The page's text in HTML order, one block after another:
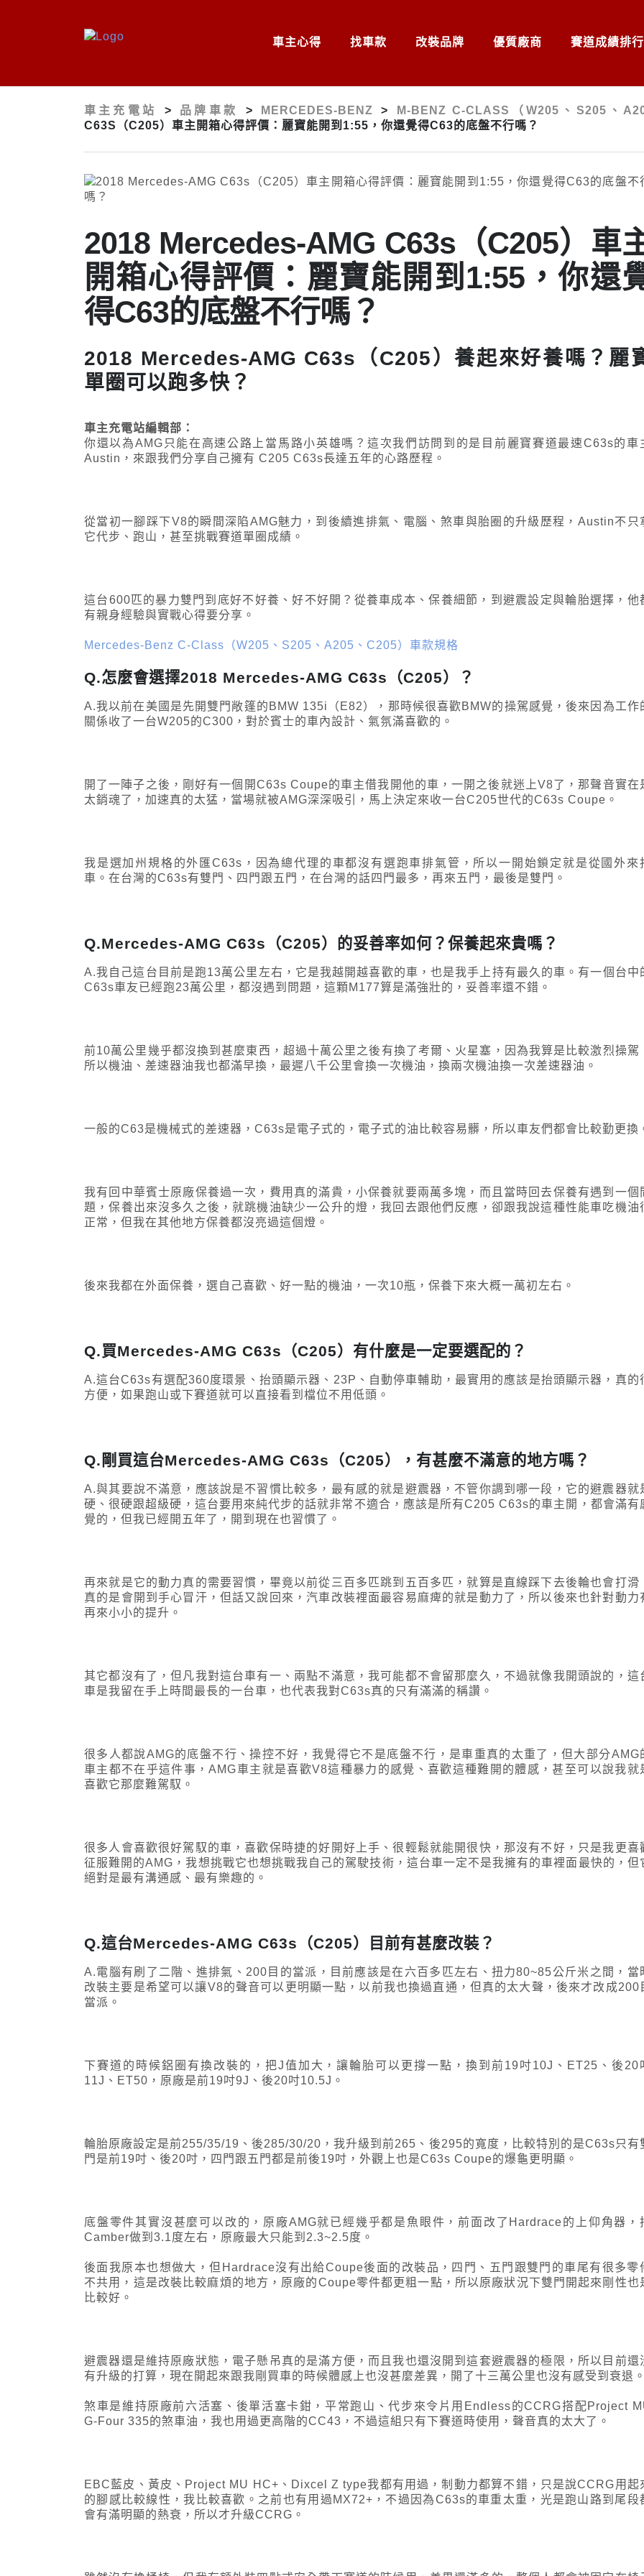
車主心得 找車款 改裝品牌 優質廠商 賽道成績排
車主充電站 > 品牌車款 > MERCEDES-BENZ > M-BENZ C-CLASS（W205、S205、
C63S（C205）車主開箱心得評價：麗寶能開到1:55，你還覺得C63的底盤不行嗎？
2018 Mercedes-AMG C63s（C205）車
開箱心得評價：麗寶能開到1:55，你還
得C63的底盤不行嗎？
2018 Mercedes-AMG C63s（C205）養起來好養嗎？麗
單圈可以跑多快？
車主充電站編輯部：
你還以為AMG只能在高速公路上當馬路小英雄嗎？這次我們訪問到的是目前麗寶賽道最速C63s的車
Austin，來跟我們分享自己擁有 C205 C63s長達五年的心路歷程。
從當初一腳踩下V8的瞬間深陷AMG魅力，到後續進排氣、電腦、煞車與胎圈的升級歷程，Austin不只
它代步、跑山，甚至挑戰賽道單圈成績。
這台600匹的暴力雙門到底好不好養、好不好開？從養車成本、保養細節，到避震設定與輪胎選擇，他
有親身經驗與實戰心得要分享。
Mercedes-Benz C-Class（W205、S205、A205、C205）車款規格
Q.怎麼會選擇2018 Mercedes-AMG C63s（C205）？
A.我以前在美國是先開雙門敞篷的BMW 135i（E82），那時候很喜歡BMW的操駕感覺，後來因為工作
關係收了一台W205的C300，對於賓士的車內設計、氣氛滿喜歡的。
開了一陣子之後，剛好有一個開C63s Coupe的車主借我開他的車，一開之後就迷上V8了，那聲音實在
太銷魂了，加速真的太猛，當場就被AMG深深吸引，馬上決定來收一台C205世代的C63s Coupe。
我是選加州規格的外匯C63s，因為總代理的車都沒有選跑車排氣管，所以一開始鎖定就是從國外來
車。在台灣的C63s有雙門、四門跟五門，在台灣的話四門最多，再來五門，最後是雙門。
Q.Mercedes-AMG C63s（C205）的妥善率如何？保養起來貴嗎？
A.我自己這台目前是跑13萬公里左右，它是我越開越喜歡的車，也是我手上持有最久的車。有一個台中
C63s車友已經跑23萬公里，都沒遇到問題，這顆M177算是滿強壯的，妥善率還不錯。
前10萬公里幾乎都沒換到甚麼東西，超過十萬公里之後有換了考爾、火星塞，因為我算是比較激烈操駕
所以機油、差速器油我也都滿早換，最遲八千公里會換一次機油，換兩次機油換一次差速器油。
一般的C63是機械式的差速器，C63s是電子式的，電子式的油比較容易髒，所以車友們都會比較勤更換
我有回中華賓士原廠保養過一次，費用真的滿貴，小保養就要兩萬多塊，而且當時回去保養有遇到一個
題，保養出來沒多久之後，就跳機油缺少一公升的燈，我回去跟他們反應，卻跟我說這種性能車吃機油
正常，但我在其他地方保養都沒亮過這個燈。
後來我都在外面保養，選自己喜歡、好一點的機油，一次10瓶，保養下來大概一萬初左右。
Q.買Mercedes-AMG C63s（C205）有什麼是一定要選配的？
A.這台C63s有選配360度環景、抬頭顯示器、23P、自動停車輔助，最實用的應該是抬頭顯示器，真的
方便，如果跑山或下賽道就可以直接看到檔位不用低頭。
Q.剛買這台Mercedes-AMG C63s（C205），有甚麼不滿意的地方嗎？
A.與其要說不滿意，應該說是不習慣比較多，最有感的就是避震器，不管你調到哪一段，它的避震器就
硬、很硬跟超級硬，這台要用來純代步的話就非常不適合，應該是所有C205 C63s的車主開，都會滿有
覺的，但我已經開五年了，開到現在也習慣了。
再來就是它的動力真的需要習慣，畢竟以前從三百多匹跳到五百多匹，就算是直線踩下去後輪也會打滑
真的是會開到手心冒汗，但話又說回來，汽車改裝裡面最容易麻痺的就是動力了，所以後來也針對動力
再來小小的提升。
其它都沒有了，但凡我對這台車有一、兩點不滿意，我可能都不會留那麼久，不過就像我開頭說的，這
車是我留在手上時間最長的一台車，也代表我對C63s真的只有滿滿的稱讚。
很多人都說AMG的底盤不行、操控不好，我覺得它不是底盤不行，是車重真的太重了，但大部分AMG
車主都不在乎這件事，AMG車主就是喜歡V8這種暴力的感覺、喜歡這種難開的體感，甚至可以說我就
喜歡它那麼難駕馭。
很多人會喜歡很好駕馭的車，喜歡保時捷的好開好上手、很輕鬆就能開很快，那沒有不好，只是我更喜
征服難開的AMG，我想挑戰它也想挑戰我自己的駕駛技術，這台車一定不是我擁有的車裡面最快的，但
絕對是最有溝通感、最有樂趣的。
Q.這台Mercedes-AMG C63s（C205）目前有甚麼改裝？
A.電腦有刷了二階、進排氣、200目的當派，目前應該是在六百多匹左右、扭力80~85公斤米之間，當
改裝主要是希望可以讓V8的聲音可以更明顯一點，以前我也換過直通，但真的太大聲，後來才改成200
當派。
下賽道的時候鋁圈有換改裝的，把J值加大，讓輪胎可以更撐一點，換到前19吋10J、ET25、後20
11J、ET50，原廠是前19吋9J、後20吋10.5J。
輪胎原廠設定是前255/35/19、後285/30/20，我升級到前265、後295的寬度，比較特別的是C63s只有
門是前19吋、後20吋，四門跟五門都是前後19吋，外觀上也是C63s Coupe的爆龜更明顯。
底盤零件其實沒甚麼可以改的，原廠AMG就已經幾乎都是魚眼件，前面改了Hardrace的上仰角器，
Camber做到3.1度左右，原廠最大只能到2.3~2.5度。
後面我原本也想做大，但Hardrace沒有出給Coupe後面的改裝品，四門、五門跟雙門的車尾有很多零
不共用，這是改裝比較麻煩的地方，原廠的Coupe零件都更粗一點，所以原廠狀況下雙門開起來剛性也
比較好。
避震器還是維持原廠狀態，電子懸吊真的是滿方便，而且我也還沒開到這套避震器的極限，所以目前還
有升級的打算，現在開起來跟我剛買車的時候體感上也沒甚麼差異，開了十三萬公里也沒有感受到衰退。
煞車是維持原廠前六活塞、後單活塞卡鉗，平常跑山、代步來令片用Endless的CCRG搭配Project
G-Four 335的煞車油，我也用過更高階的CC43，不過這組只有下賽道時使用，聲音真的太大了。
EBC藍皮、黃皮、Project MU HC+、Dixcel Z type我都有用過，制動力都算不錯，只是說CCRG用起
的腳感比較線性，我比較喜歡。之前也有用過MX72+，不過因為C63s的車重太重，光是跑山路到尾段
會有滿明顯的熱衰，所以才升級CCRG。